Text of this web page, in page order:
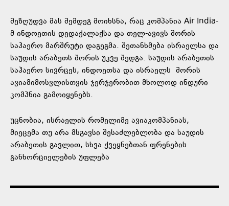
შეზღუდვა მას შემდეგ მოიხსნა, რაც კომპანია Air India-
მ ინდოეთის დედაქალაქსა და თელ-ავივს შორის
საჰაერო მარშრუტი დაგეგმა. შეთანხმება ისრაელსა და
საუდის არაბეთს შორის უკვე შედგა. საუდის არაბეთის
საჰაერო სივრცეს, ინდოეთსა და ისრაელს შორის
ავიამიმოსვლისთვის ჯერჯერობით მხოლოდ ინდური
კომპნია გამოიყენებს.
უცნობია, ისრაელის რომელიმე ავიაკომპანიას,
მიეცემა თუ არა მსგავსი შესაძლებლობა და საუდის
არაბეთის გავლით, სხვა ქვეყნებთან ფრენების
განხორციელების უფლება